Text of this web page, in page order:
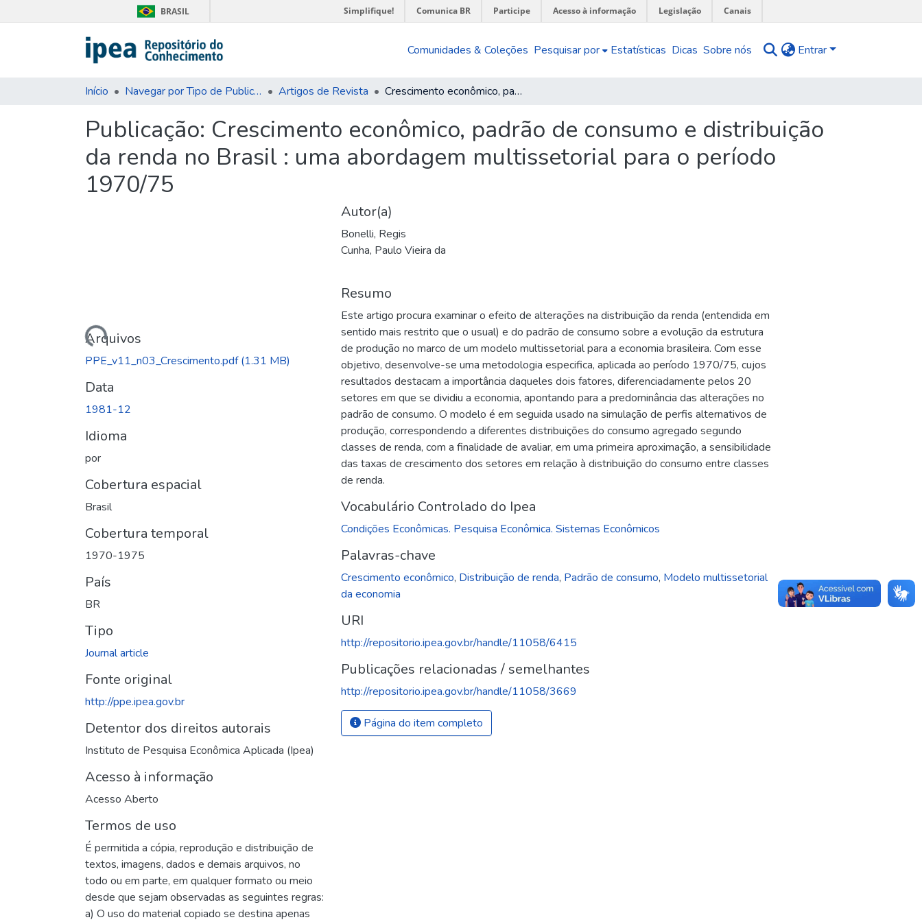
BRASIL Simplifique! Comunica BR Participe Acesso à informação Legislação Canais
Comunidades & Coleções Pesquisar por Estatísticas Dicas Sobre nós Entrar
Início Navegar por Tipo de Publicação Artigos de Revista Crescimento econômico, padrão de consumo e distribuição da renda no Brasil : uma abordagem multissetorial para o período 1970/75
Publicação: Crescimento econômico, padrão de consumo e distribuição
da renda no Brasil : uma abordagem multissetorial para o período
1970/75
Carregando...
Arquivos
PPE_v11_n03_Crescimento.pdf(1.31 MB)
Data
1981-12
Idioma
por
Cobertura espacial
Brasil
Cobertura temporal
1970-1975
País
BR
Tipo
Journal article
Fonte original
http://ppe.ipea.gov.br
Detentor dos direitos autorais
Instituto de Pesquisa Econômica Aplicada (Ipea)
Acesso à informação
Acesso Aberto
Termos de uso
É permitida a cópia, reprodução e distribuição de
textos, imagens, dados e demais arquivos, no
todo ou em parte, em qualquer formato ou meio
desde que sejam observadas as seguintes regras:
a) O uso do material copiado se destina apenas
Autor(a)
Bonelli, Regis
Cunha, Paulo Vieira da
Resumo
Este artigo procura examinar o efeito de alterações na distribuição da renda (entendida em
sentido mais restrito que o usual) e do padrão de consumo sobre a evolução da estrutura
de produção no marco de um modelo multissetorial para a economia brasileira. Com esse
objetivo, desenvolve-se uma metodologia especifica, aplicada ao período 1970/75, cujos
resultados destacam a importância daqueles dois fatores, diferenciadamente pelos 20
setores em que se dividiu a economia, apontando para a predominância das alterações no
padrão de consumo. O modelo é em seguida usado na simulação de perfis alternativos de
produção, correspondendo a diferentes distribuições do consumo agregado segundo
classes de renda, com a finalidade de avaliar, em uma primeira aproximação, a sensibilidade
das taxas de crescimento dos setores em relação à distribuição do consumo entre classes
de renda.
Vocabulário Controlado do Ipea
Condições Econômicas. Pesquisa Econômica. Sistemas Econômicos
Palavras-chave
Crescimento econômico, Distribuição de renda, Padrão de consumo, Modelo multissetorial
da economia
URI
http://repositorio.ipea.gov.br/handle/11058/6415
Publicações relacionadas / semelhantes
http://repositorio.ipea.gov.br/handle/11058/3669
Página do item completo